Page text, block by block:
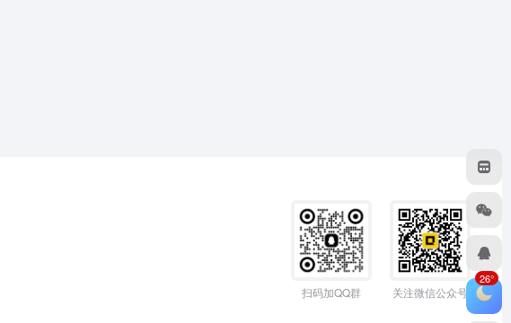
扫码加QQ群 关注微信公众号
26°